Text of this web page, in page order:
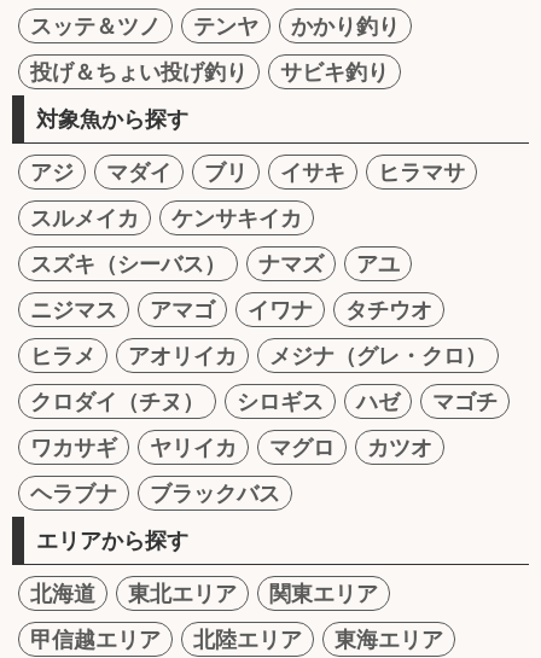
スッテ＆ツノ
テンヤ
かかり釣り
投げ＆ちょい投げ釣り
サビキ釣り
対象魚から探す
アジ マダイ ブリ イサキ
ヒラマサ
スルメイカ
ケンサキイカ
スズキ（シーバス）
ナマズ
アユ
ニジマス
アマゴ イワナ
タチウオ
ヒラメ
アオリイカ
メジナ（グレ・クロ）
クロダイ（チヌ）
シロギス ハゼ
マゴチ
ワカサギ
ヤリイカ マグロ
カツオ
ヘラブナ
ブラックバス
エリアから探す
北海道 東北エリア
関東エリア
甲信越エリア
北陸エリア
東海エリア